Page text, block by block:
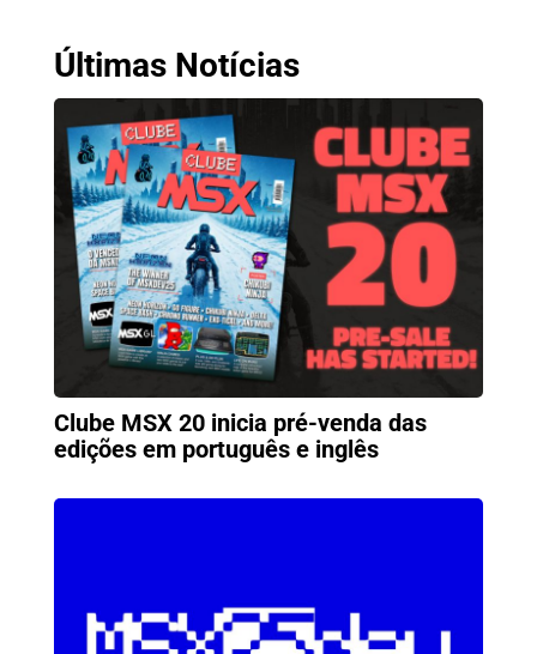
Últimas Notícias
Clube MSX 20 inicia pré-venda das
edições em português e inglês